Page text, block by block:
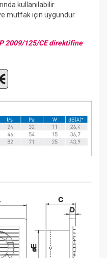
kullanılabilir.
mutfak için uygundur.
2009/125/CE direktifine